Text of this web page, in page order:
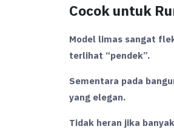
Cocok untuk
Model limas sangat
terlihat “pendek”.
Sementara pada
yang elegan.
Tidak heran jika